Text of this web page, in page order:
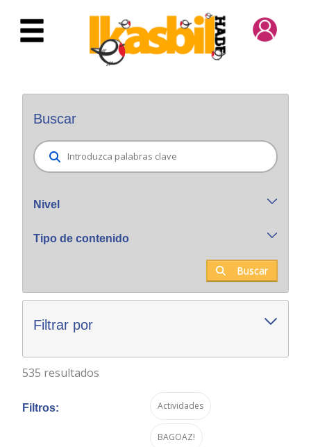
Saltar al contenido principal
Buscar
Nivel
Tipo de contenido
Buscar
Filtrar por
535 resultados
Filtros: Actividades
BAGOAZ!